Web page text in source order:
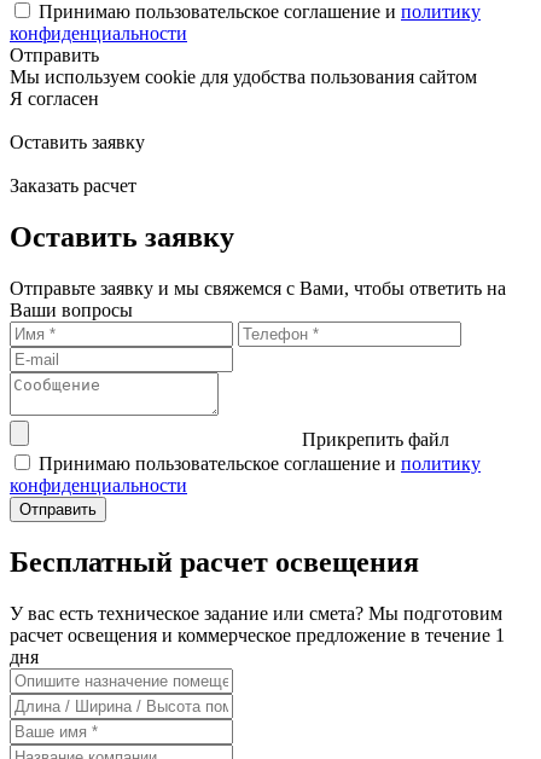
Принимаю пользовательское соглашение и политику
конфиденциальности
Отправить
Мы используем cookie для удобства пользования сайтом
Я согласен
Оставить заявку
Заказать расчет
Оставить заявку
Отправьте заявку и мы свяжемся с Вами, чтобы ответить на
Ваши вопросы
Прикрепить файл
Принимаю пользовательское соглашение и политику
конфиденциальности
Бесплатный расчет освещения
У вас есть техническое задание или смета? Мы подготовим
расчет освещения и коммерческое предложение в течение 1
дня